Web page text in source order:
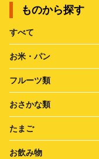
ものから探す
すべて
お米・パン
フルーツ類
おさかな類
たまご
お飲み物